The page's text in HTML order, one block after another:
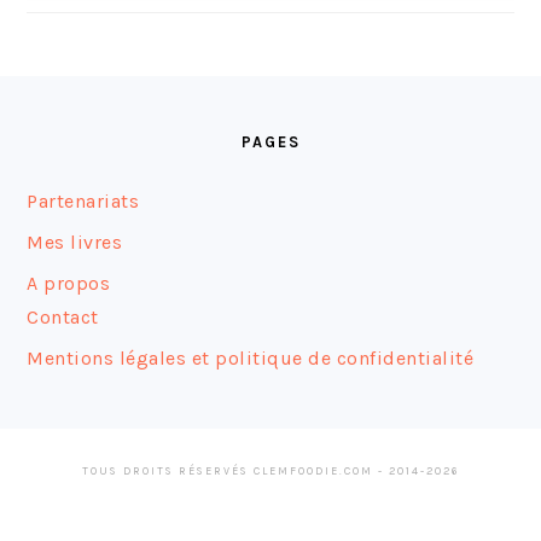
PAGES
Partenariats
Mes livres
A propos
Contact
Mentions légales et politique de confidentialité
TOUS DROITS RÉSERVÉS CLEMFOODIE.COM - 2014-2026